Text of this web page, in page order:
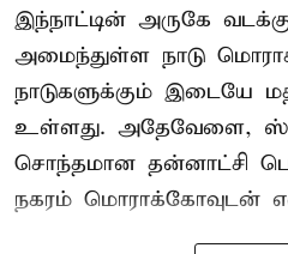
இந்நாட்டின் அருகே
அமைந்துள்ள நாடு
நாடுகளுக்கும் இடையே
உள்ளது. அதேவேளை,
சொந்தமான தன்னாட்சி
நகரம் மொராக்கோவுடன்